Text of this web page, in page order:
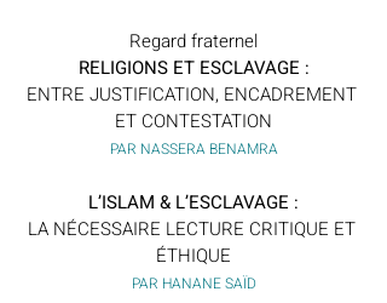
Regard fraternel
RELIGIONS ET ESCLAVAGE :
ENTRE JUSTIFICATION, ENCADREMENT
ET CONTESTATION
PAR NASSERA BENAMRA
L’ISLAM & L’ESCLAVAGE :
LA NÉCESSAIRE LECTURE CRITIQUE ET
ÉTHIQUE
PAR HANANE SAÏD